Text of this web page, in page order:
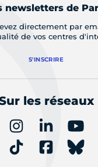
newsletters de
directement par
de vos centres
S'INSCRIRE
les réseaux